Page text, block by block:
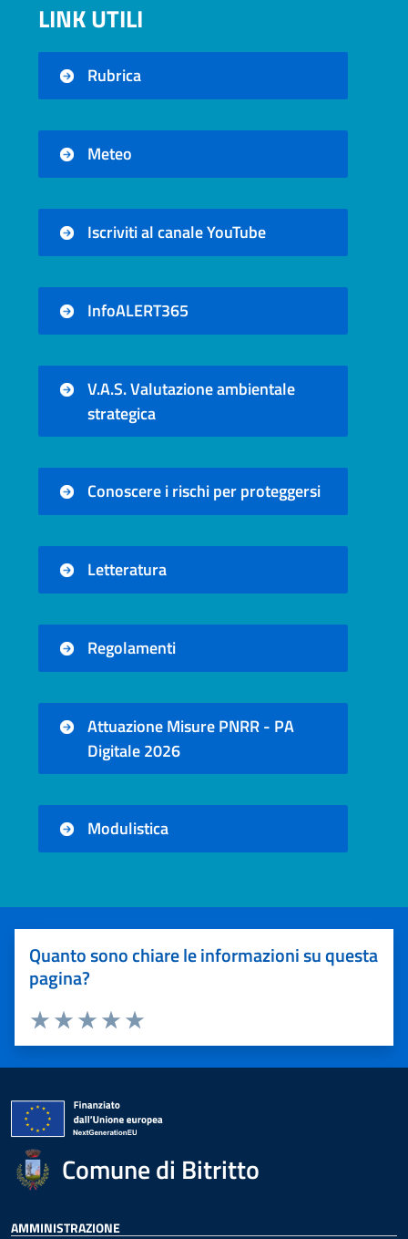
LINK UTILI
Rubrica
Meteo
Iscriviti al canale YouTube
InfoALERT365
V.A.S. Valutazione ambientale
strategica
Conoscere i rischi per proteggersi
Letteratura
Regolamenti
Attuazione Misure PNRR - PA
Digitale 2026
Modulistica
Quanto sono chiare le informazioni su questa
pagina?
Valuta 5 stelle su 5
Valuta 4 stelle su 5
Valuta 3 stelle su 5
Valuta 2 stelle su 5
Valuta 1 stelle su 5
Comune di Bitritto
AMMINISTRAZIONE